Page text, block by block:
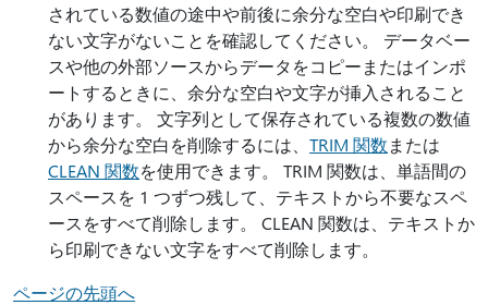
されている数値の途中や前後に余分な空白や印刷でき
ない文字がないことを確認してください。 データベー
スや他の外部ソースからデータをコピーまたはインポ
ートするときに、余分な空白や文字が挿入されること
があります。 文字列として保存されている複数の数値
から余分な空白を削除するには、 TRIM 関数または
CLEAN 関数を使用できます。 TRIM 関数は、単語間の
スペースを 1 つずつ残して、テキストから不要なスペ
ースをすべて削除します。 CLEAN 関数は、テキストか
ら印刷できない文字をすべて削除します。
ページの先頭へ